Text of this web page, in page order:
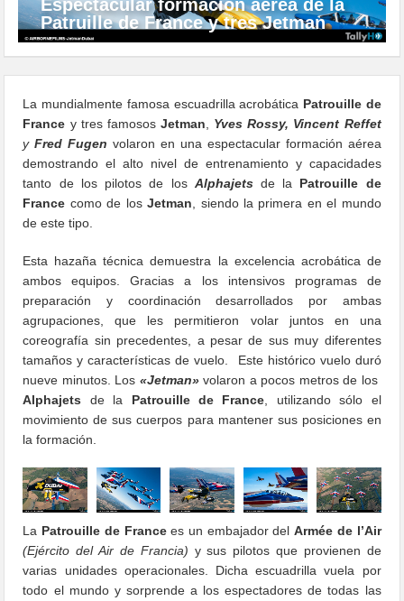
Espectacular formación aérea de la
Patruille de France y tres Jetman
La mundialmente famosa escuadrilla acrobática Patrouille de
France y tres famosos Jetman
Yves Rossy, Vincent Reffet
yFred Fugen volaron en una espectacular formación aérea
demostrando el alto nivel de entrenamiento y capacidades
tanto de los pilotos de los Alphajets de la Patrouille de
France como de losJetman , siendo la primera en el mundo
de este tipo.
Esta hazaña técnica demuestra la excelencia acrobática de
ambos equipos. Gracias a los intensivos programas de
preparación y coordinación desarrollados por ambas
agrupaciones, que les permitieron volar juntos en una
coreografía sin precedentes, a pesar de sus muy diferentes
tamaños y características de vuelo. Este histórico vuelo duró
nueve minutos. Los «Jetman»volaron a pocos metros de los
Alphajets de la Patrouille de France , utilizando sólo el
movimiento de sus cuerpos para mantener sus posiciones en
la formación.
La Patrouille de Francees un embajador delArmée de l’Air
(Ejército del Air de Francia) y sus pilotos que provienen de
varias unidades operacionales. Dicha escuadrilla vuela por
todo el mundo y sorprende a los espectadores de todas las